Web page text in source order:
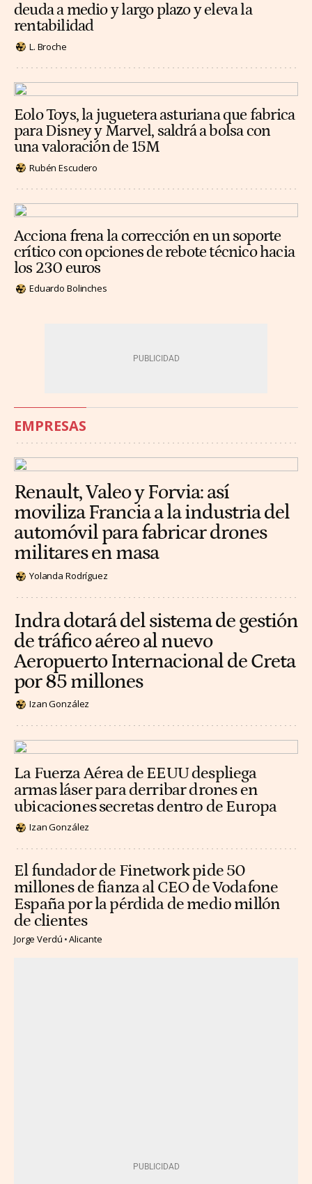
deuda a medio y largo plazo y eleva la
rentabilidad
L. Broche
Eolo Toys, la juguetera asturiana que fabrica
para Disney y Marvel, saldrá a bolsa con
una valoración de 15M
Rubén Escudero
Acciona frena la corrección en un soporte
crítico con opciones de rebote técnico hacia
los 230 euros
Eduardo Bolinches
EMPRESAS
Renault, Valeo y Forvia: así
moviliza Francia a la industria del
automóvil para fabricar drones
militares en masa
Yolanda Rodríguez
Indra dotará del sistema de gestión
de tráfico aéreo al nuevo
Aeropuerto Internacional de Creta
por 85 millones
Izan González
La Fuerza Aérea de EEUU despliega
armas láser para derribar drones en
ubicaciones secretas dentro de Europa
Izan González
El fundador de Finetwork pide 50
millones de fianza al CEO de Vodafone
España por la pérdida de medio millón
de clientes
Jorge Verdú Alicante